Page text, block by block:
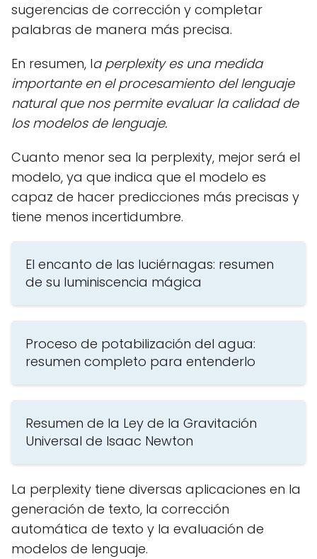
sugerencias de corrección y completar
palabras de manera más precisa.
En resumen, la perplexity es una medida
importante en el procesamiento del lenguaje
natural que nos permite evaluar la calidad de
los modelos de lenguaje.
Cuanto menor sea la perplexity, mejor será el
modelo, ya que indica que el modelo es
capaz de hacer predicciones más precisas y
tiene menos incertidumbre.
El encanto de las luciérnagas: resumen
de su luminiscencia mágica
Proceso de potabilización del agua:
resumen completo para entenderlo
Resumen de la Ley de la Gravitación
Universal de Isaac Newton
La perplexity tiene diversas aplicaciones en la
generación de texto, la corrección
automática de texto y la evaluación de
modelos de lenguaje.